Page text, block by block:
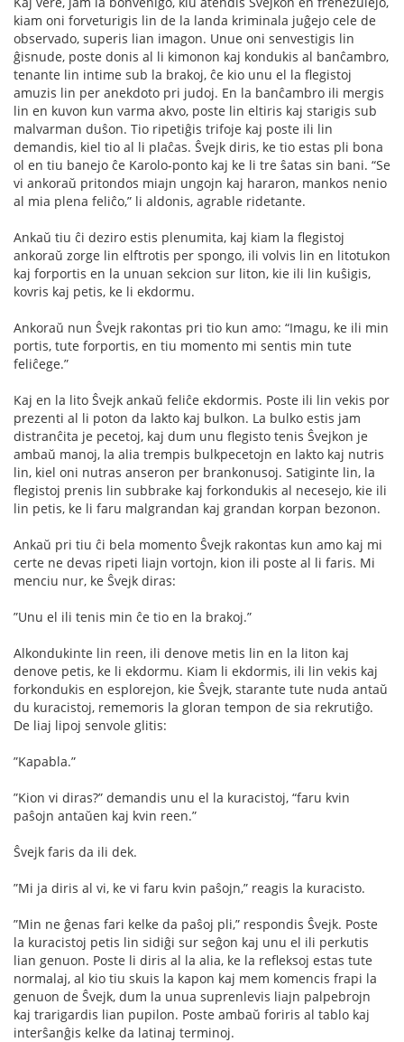
kiam oni forveturigis lin de la landa kriminala juĝejo cele de
observado, superis lian imagon. Unue oni senvestigis lin
ĝisnude, poste donis al li kimonon kaj kondukis al banĉambro,
tenante lin intime sub la brakoj, ĉe kio unu el la ﬂegistoj
amuzis lin per anekdoto pri judoj. En la banĉambro ili mergis
lin en kuvon kun varma akvo, poste lin eltiris kaj starigis sub
malvarman duŝon. Tio ripetiĝis trifoje kaj poste ili lin
demandis, kiel tio al li plaĉas. Ŝvejk diris, ke tio estas pli bona
ol en tiu banejo ĉe Karolo-ponto kaj ke li tre ŝatas sin bani. “Se
vi ankoraŭ pritondos miajn ungojn kaj hararon, mankos nenio
al mia plena feliĉo,” li aldonis, agrable ridetante.
Ankaŭ tiu ĉi deziro estis plenumita, kaj kiam la ﬂegistoj
ankoraŭ zorge lin elftrotis per spongo, ili volvis lin en litotukon
kaj forportis en la unuan sekcion sur liton, kie ili lin kuŝigis,
kovris kaj petis, ke li ekdormu.
Ankoraŭ nun Ŝvejk rakontas pri tio kun amo: “Imagu, ke ili min
portis, tute forportis, en tiu momento mi sentis min tute
feliĉege.”
Kaj en la lito Ŝvejk ankaŭ feliĉe ekdormis. Poste ili lin vekis por
prezenti al li poton da lakto kaj bulkon. La bulko estis jam
distranĉita je pecetoj, kaj dum unu ﬂegisto tenis Ŝvejkon je
ambaŭ manoj, la alia trempis bulkpecetojn en lakto kaj nutris
lin, kiel oni nutras anseron per brankonusoj. Satiginte lin, la
ﬂegistoj prenis lin subbrake kaj forkondukis al necesejo, kie ili
lin petis, ke li faru malgrandan kaj grandan korpan bezonon.
Ankaŭ pri tiu ĉi bela momento Ŝvejk rakontas kun amo kaj mi
certe ne devas ripeti liajn vortojn, kion ili poste al li faris. Mi
menciu nur, ke Ŝvejk diras:
”Unu el ili tenis min ĉe tio en la brakoj.”
Alkondukinte lin reen, ili denove metis lin en la liton kaj
denove petis, ke li ekdormu. Kiam li ekdormis, ili lin vekis kaj
forkondukis en esplorejon, kie Ŝvejk, starante tute nuda antaŭ
du kuracistoj, rememoris la gloran tempon de sia rekrutiĝo.
De liaj lipoj senvole glitis:
”Kapabla.”
”Kion vi diras?” demandis unu el la kuracistoj, “faru kvin
paŝojn antaŭen kaj kvin reen.”
Ŝvejk faris da ili dek.
”Mi ja diris al vi, ke vi faru kvin paŝojn,” reagis la kuracisto.
”Min ne ĝenas fari kelke da paŝoj pli,” respondis Ŝvejk. Poste
la kuracistoj petis lin sidiĝi sur seĝon kaj unu el ili perkutis
lian genuon. Poste li diris al la alia, ke la reﬂeksoj estas tute
normalaj, al kio tiu skuis la kapon kaj mem komencis frapi la
genuon de Ŝvejk, dum la unua suprenlevis liajn palpebrojn
kaj trarigardis lian pupilon. Poste ambaŭ foriris al tablo kaj
interŝanĝis kelke da latinaj terminoj.